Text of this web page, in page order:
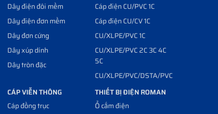
Dây điện đôi mềm
Dây điện đơn mềm
Dây đơn cứng
Dây xúp dính
Dây tròn đặc
Cáp điện CU/PVC 1C
Cáp điện CU/CV 1C
CU/XLPE/PVC 1C
CU/XLPE/PVC 2C 3C 4C
5C
CU/XLPE/PVC/DSTA/PVC
CÁP VIỄN THÔNG
Cáp đồng trục
THIẾT BỊ ĐIỆN ROMAN
Ổ cắm điện